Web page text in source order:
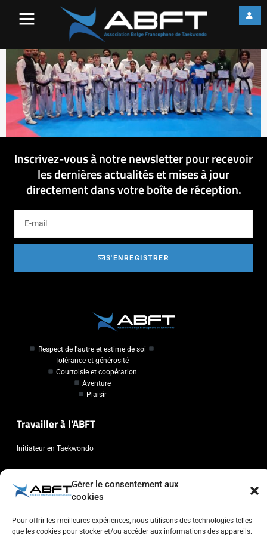
Gérer le consentement aux
cookies
Pour offrir les meilleures expériences, nous utilisons des technologies telles
que les cookies pour stocker et/ou accéder aux informations des appareils.
Photo-groupe
Inscrivez-vous à notre newsletter pour recevoir
les dernières actualités et mises à jour
directement dans votre boîte de réception.
S'ENREGISTRER
Respect de l'autre et estime de soi
Tolérance et générosité
Courtoisie et coopération
Aventure
Plaisir
Travailler à l'ABFT
Initiateur en Taekwondo
Association Belge Francophone de Taekwondo
Chaussée de Wavre, 2057 - 1160 Auderghem
info@abft.be